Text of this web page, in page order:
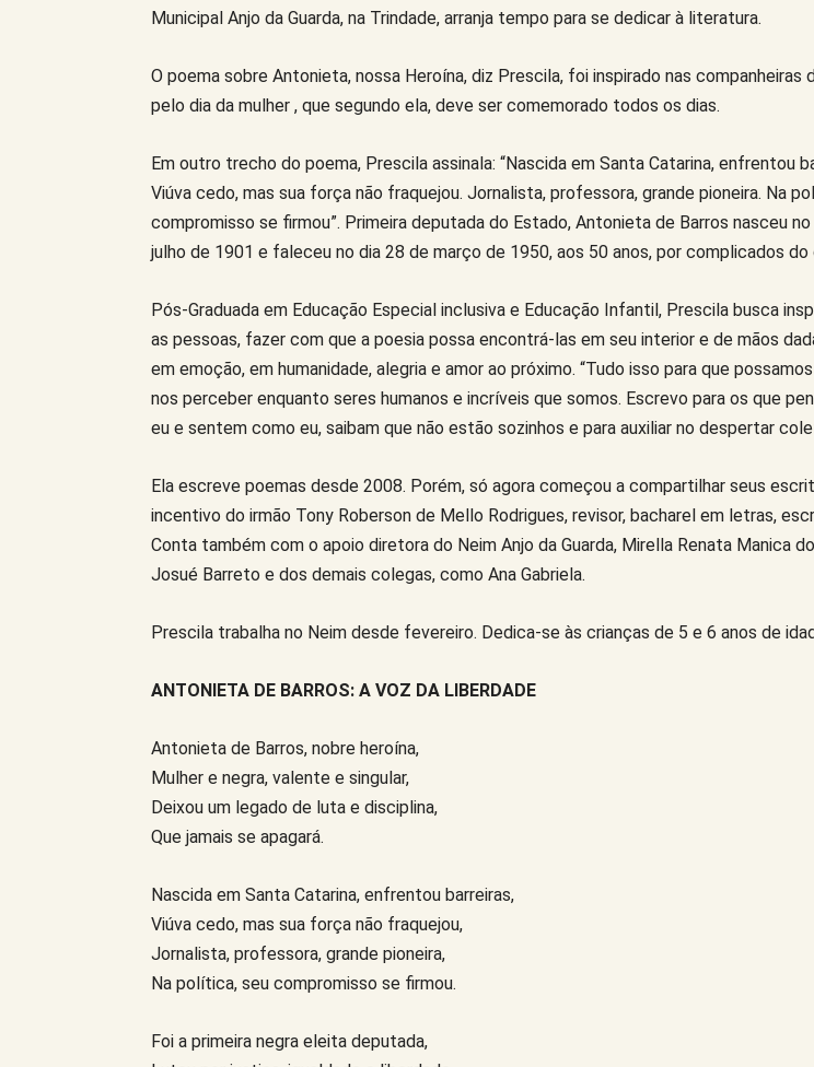
Municipal Anjo da Guarda, na Trindade, arranja tempo para se dedicar à literatura.
O poema sobre Antonieta, nossa Heroína, diz Prescila, foi inspirado nas companheiras
pelo dia da mulher , que segundo ela, deve ser comemorado todos os dias.
Em outro trecho do poema, Prescila assinala: “Nascida em Santa Catarina, enfrentou
Viúva cedo, mas sua força não fraquejou. Jornalista, professora, grande pioneira. Na
compromisso se firmou”. Primeira deputada do Estado, Antonieta de Barros nasceu
julho de 1901 e faleceu no dia 28 de março de 1950, aos 50 anos, por complicados do
Pós-Graduada em Educação Especial inclusiva e Educação Infantil, Prescila busca
as pessoas, fazer com que a poesia possa encontrá-las em seu interior e de mãos
em emoção, em humanidade, alegria e amor ao próximo. “Tudo isso para que
nos perceber enquanto seres humanos e incríveis que somos. Escrevo para os que
eu e sentem como eu, saibam que não estão sozinhos e para auxiliar no despertar
Ela escreve poemas desde 2008. Porém, só agora começou a compartilhar seus
incentivo do irmão Tony Roberson de Mello Rodrigues, revisor, bacharel em letras,
Conta também com o apoio diretora do Neim Anjo da Guarda, Mirella Renata Manica
Josué Barreto e dos demais colegas, como Ana Gabriela.
Prescila trabalha no Neim desde fevereiro. Dedica-se às crianças de 5 e 6 anos de
ANTONIETA DE BARROS: A VOZ DA LIBERDADE
Antonieta de Barros, nobre heroína,
Mulher e negra, valente e singular,
Deixou um legado de luta e disciplina,
Que jamais se apagará.
Nascida em Santa Catarina, enfrentou barreiras,
Viúva cedo, mas sua força não fraquejou,
Jornalista, professora, grande pioneira,
Na política, seu compromisso se firmou.
Foi a primeira negra eleita deputada,